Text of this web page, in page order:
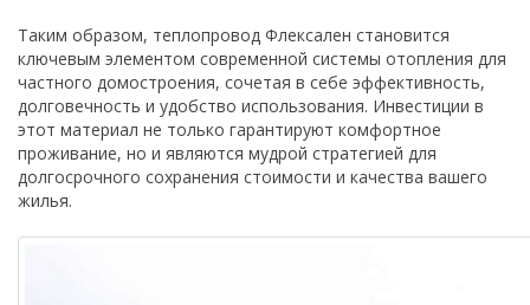
Таким образом, теплопровод Флексален становится
ключевым элементом современной системы отопления для
частного домостроения, сочетая в себе эффективность,
долговечность и удобство использования. Инвестиции в
этот материал не только гарантируют комфортное
проживание, но и являются мудрой стратегией для
долгосрочного сохранения стоимости и качества вашего
жилья.